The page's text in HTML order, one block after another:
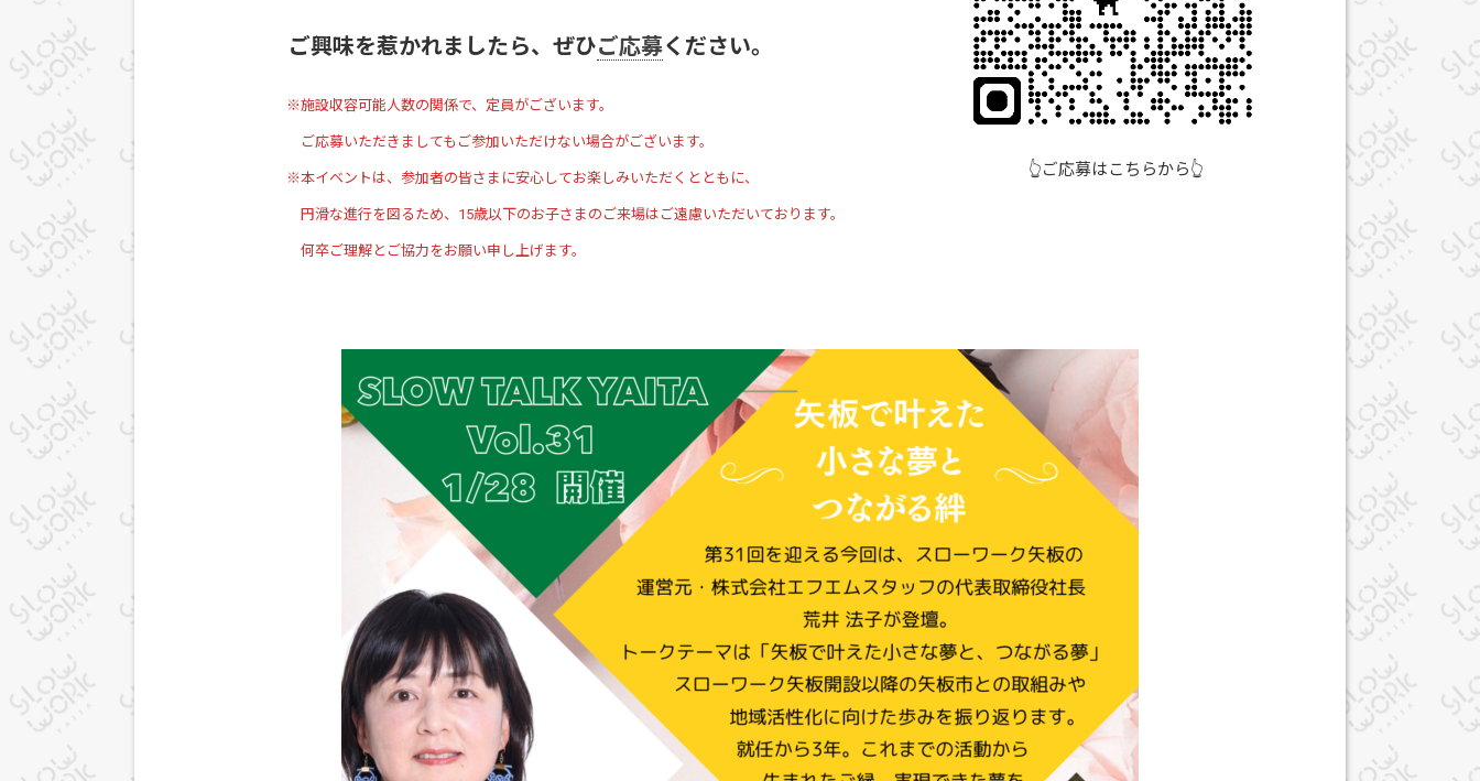
👆ご応募はこちらから👆
ご興味を惹かれましたら、ぜひご応募ください。
※施設収容可能人数の関係で、定員がございます。
ご応募いただきましてもご参加いただけない場合がございます。
※本イベントは、参加者の皆さまに安心してお楽しみいただくとともに、
円滑な進行を図るため、15歳以下のお子さまのご来場はご遠慮いただいております。
何卒ご理解とご協力をお願い申し上げます。